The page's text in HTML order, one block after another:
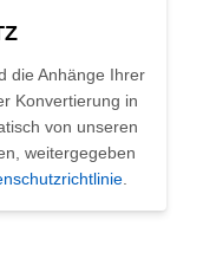
die Anhänge Ihrer
Konvertierung in
von unseren
weitergegeben
.